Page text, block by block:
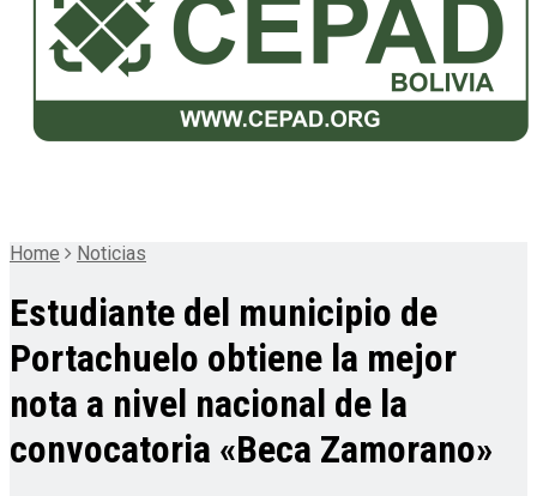
Home Noticias
Estudiante del municipio de
Portachuelo obtiene la mejor
nota a nivel nacional de la
convocatoria «Beca Zamorano»